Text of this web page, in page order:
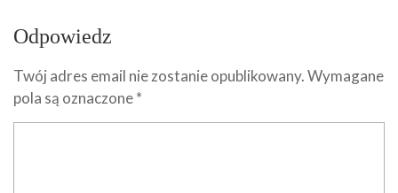
Odpowiedz
Twój adres email nie zostanie opublikowany.Wymagane
pola są oznaczone*